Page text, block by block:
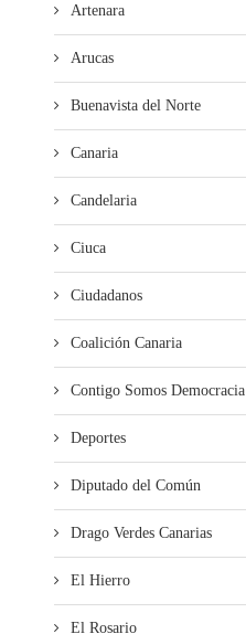
Artenara
Arucas
Buenavista del Norte
Canaria
Candelaria
Ciuca
Ciudadanos
Coalición Canaria
Contigo Somos Democracia
Deportes
Diputado del Común
Drago Verdes Canarias
El Hierro
El Rosario